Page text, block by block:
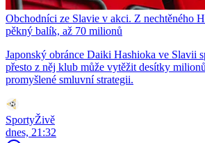
Obchodníci ze Slavie v akci. Z nechtěného
pěkný balík, až 70 milionů
Japonský obránce Daiki Hashioka ve Slavii
přesto z něj klub může vytěžit desítky
promyšlené smluvní strategii.
SportyŽivě
dnes, 21:32